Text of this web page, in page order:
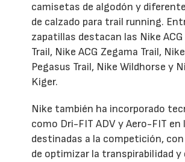
camisetas de algodón y
de calzado para trail running.
zapatillas destacan las Nike
Trail, Nike ACG Zegama Trail,
Pegasus Trail, Nike Wildhorse y
Kiger.
Nike también ha incorporado
como Dri-FIT ADV y Aero-FIT en
destinadas a la competición,
de optimizar la transpirabilidad y